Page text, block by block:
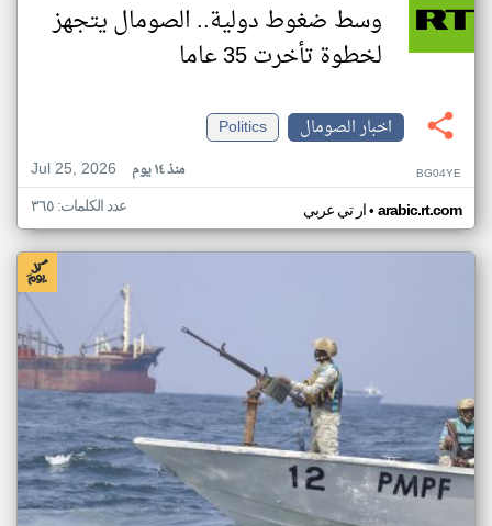
وسط ضغوط دولية.. الصومال يتجهز
لخطوة تأخرت 35 عاما
اخبار الصومال
Politics
Jul 25, 2026
منذ ١٤ يوم BG04YE
ار تي عربي• arabic.rt.com عدد الكلمات: ٣٦٥